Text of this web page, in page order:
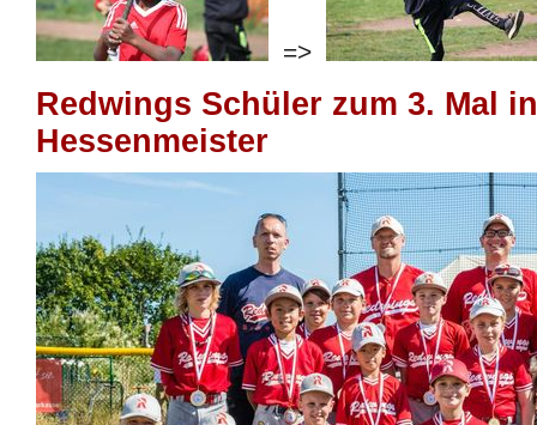
=>
Redwings Schüler zum 3. Mal
Hessenmeister